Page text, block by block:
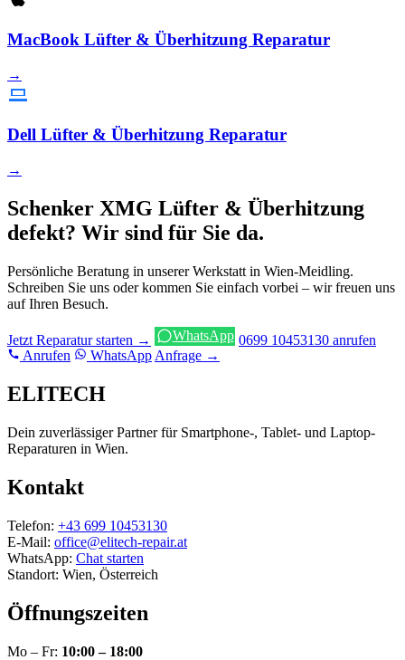
MacBook Lüfter & Überhitzung Reparatur
→
Dell Lüfter & Überhitzung Reparatur
→
Schenker XMG Lüfter & Überhitzung
defekt? Wir sind für Sie da.
Persönliche Beratung in unserer Werkstatt in Wien-Meidling.
Schreiben Sie uns oder kommen Sie einfach vorbei – wir freuen uns
auf Ihren Besuch.
Jetzt Reparatur starten → WhatsApp 0699 10453130 anrufen
Anrufen
WhatsApp Anfrage →
ELITECH
Dein zuverlässiger Partner für Smartphone-, Tablet- und Laptop-
Reparaturen in Wien.
Kontakt
Telefon: +43 699 10453130
E-Mail: office@elitech-repair.at
WhatsApp: Chat starten
Standort: Wien, Österreich
Öffnungszeiten
Mo – Fr: 10:00 – 18:00